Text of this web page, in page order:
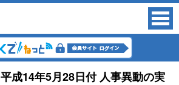
成14年5月28日付 人事異動の実